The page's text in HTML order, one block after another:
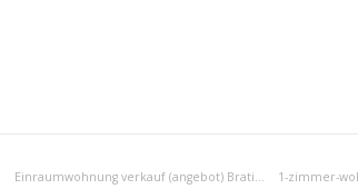
Einraumwohnung verkauf (angebot) Bratislava III